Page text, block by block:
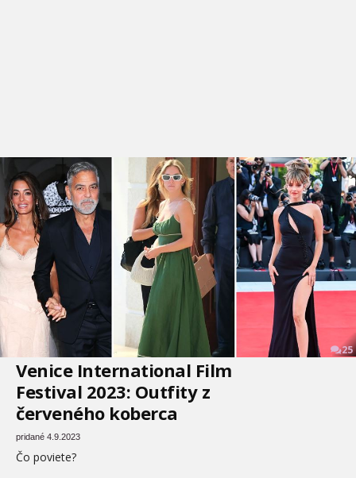
25
Venice International Film
Festival 2023: Outfity z
červeného koberca
pridané 4.9.2023
Čo poviete?